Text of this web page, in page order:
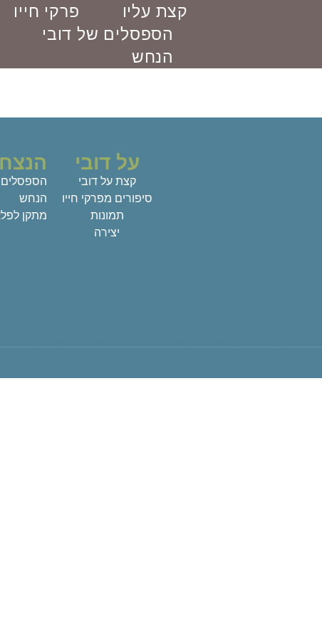
קצת עליו
פרקי חייו
הספסלים של דובי
הנחש
שמול הבית שלנו ואח"כ לכיוון הקפשקה לקנות להם שלוקים
הם חוששים, ומה הצד של מי שבעד. ממש פרש את כל
על כך שאין שם דיבור עמוק יותר, פחות שטחי, יותר קשוב
על דובי
קצת על דובי
סיפורים מפרקי חייו
תמונות
יצירה
הספסלים
הנחש
מתקן